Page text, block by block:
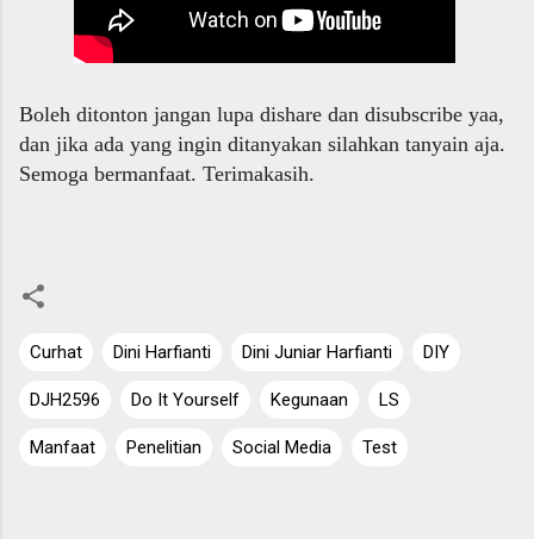
Boleh ditonton jangan lupa dishare dan disubscribe yaa,
dan jika ada yang ingin ditanyakan silahkan tanyain aja.
Semoga bermanfaat. Terimakasih.
Curhat Dini Harfianti Dini Juniar Harfianti DIY
DJH2596 Do It Yourself Kegunaan LS
Manfaat Penelitian Social Media Test